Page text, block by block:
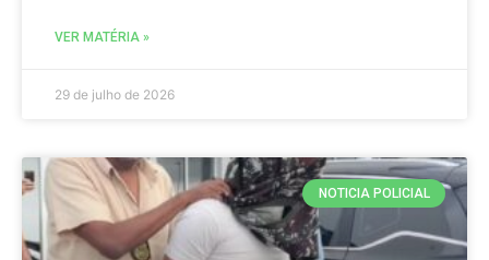
VER MATÉRIA »
29 de julho de 2026
NOTICIA POLICIAL